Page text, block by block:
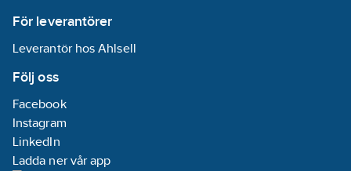
För leverantörer
Leverantör hos Ahlsell
Följ oss
Facebook
Instagram
LinkedIn
Ladda ner vår app